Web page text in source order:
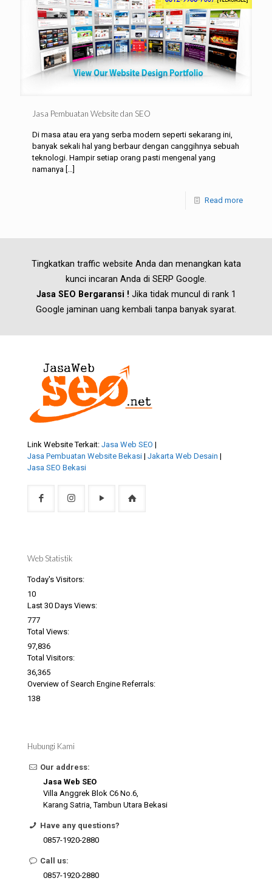
Jasa Pembuatan Website dan SEO
Di masa atau era yang serba modern seperti sekarang ini,
banyak sekali hal yang berbaur dengan canggihnya sebuah
teknologi. Hampir setiap orang pasti mengenal yang
namanya […]
Read more
Tingkatkan traffic website Anda dan menangkan kata
kunci incaran Anda di SERP Google.
Jasa SEO Bergaransi ! Jika tidak muncul di rank 1
Google jaminan uang kembali tanpa banyak syarat.
Link Website Terkait: Jasa Web SEO |
Jasa Pembuatan Website Bekasi | Jakarta Web Desain |
Jasa SEO Bekasi
Web Statistik
Today's Visitors:
10
Last 30 Days Views:
777
Total Views:
97,836
Total Visitors:
36,365
Overview of Search Engine Referrals:
138
Hubungi Kami
Our address:
Jasa Web SEO
Villa Anggrek Blok C6 No.6,
Karang Satria, Tambun Utara Bekasi
Have any questions?
0857-1920-2880
Call us:
0857-1920-2880